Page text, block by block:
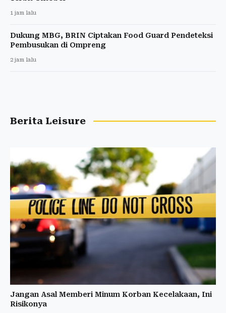
1 jam lalu
Dukung MBG, BRIN Ciptakan Food Guard Pendeteksi
Pembusukan di Ompreng
2 jam lalu
Berita Leisure
Jangan Asal Memberi Minum Korban Kecelakaan, Ini
Risikonya